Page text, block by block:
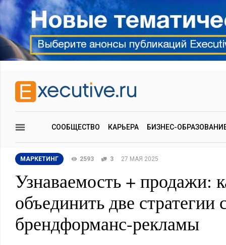
СООБЩЕСТВО КАРЬЕРА БИЗНЕС-
МАРКЕТИНГ 2593 3 27 МАЯ 2025
Узнаваемость + продажи:
объединить две
брендформанс-рекламы